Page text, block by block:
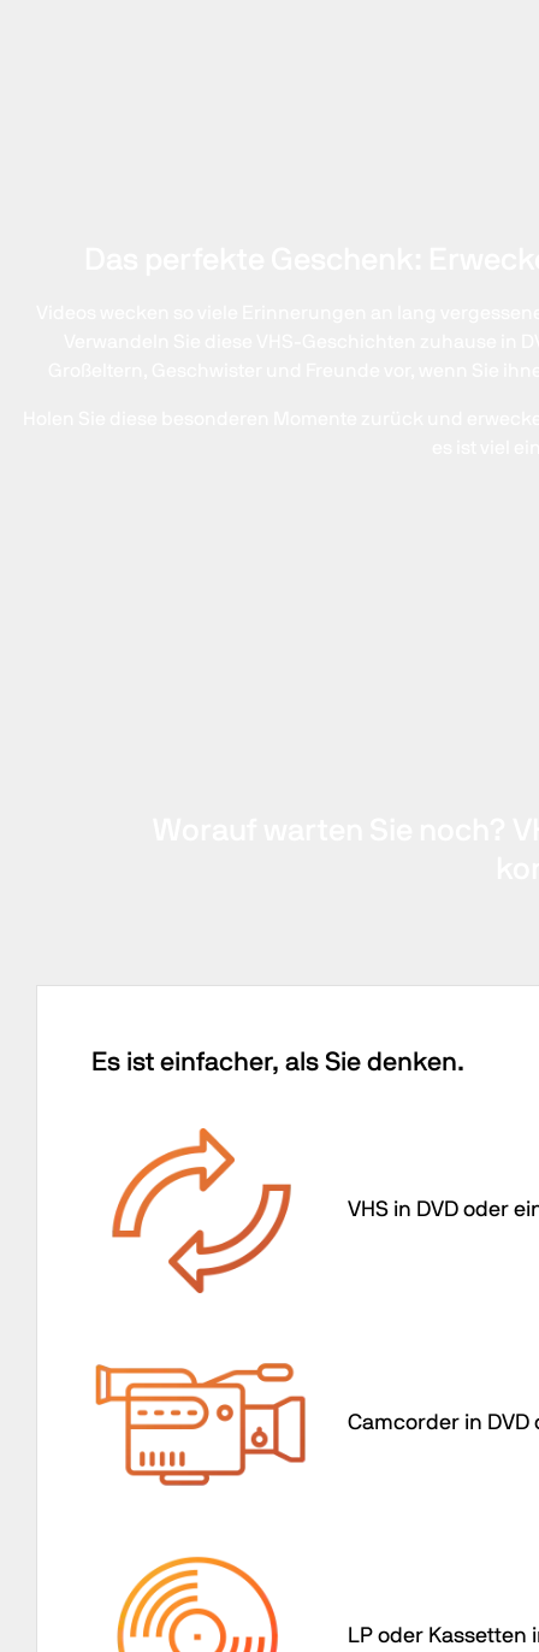
Es ist einfacher, als Sie denken.
VHS in DVD oder
Camcorder in
LP oder